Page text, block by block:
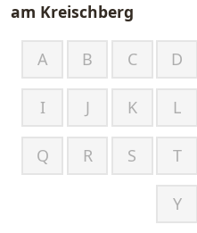
am Kreischberg
A B C D
I J K L
Q R S T
Y